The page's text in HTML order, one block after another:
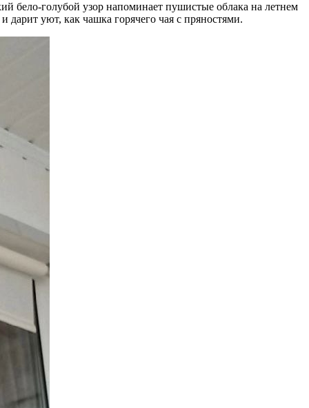
бело-голубой узор напоминает пушистые облака на летнем
дарит уют, как чашка горячего чая с пряностями.